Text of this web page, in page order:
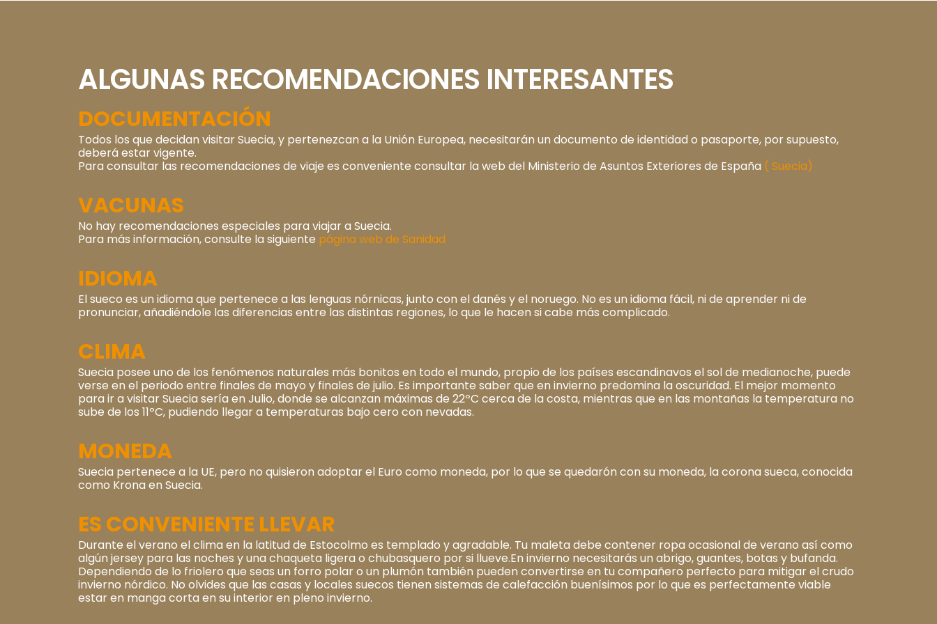
ALGUNAS RECOMENDACIONES INTERESANTES
DOCUMENTACIÓN
Todos los que decidan visitar Suecia, y pertenezcan a la Unión Europea, necesitarán un documento de identidad o pasaporte, por supuesto,
deberá estar vigente.
Para consultar las recomendaciones de viaje es conveniente consultar la web del Ministerio de Asuntos Exteriores de España ( Suecia)
VACUNAS
No hay recomendaciones especiales para viajar a Suecia.
Para más información, consulte la siguiente página web de Sanidad
IDIOMA
El sueco es un idioma que pertenece a las lenguas nórnicas, junto con el danés y el noruego. No es un idioma fácil, ni de aprender ni de
pronunciar, añadiéndole las diferencias entre las distintas regiones, lo que le hacen si cabe más complicado.
CLIMA
Suecia posee uno de los fenómenos naturales más bonitos en todo el mundo, propio de los países escandinavos el sol de medianoche, puede
verse en el periodo entre finales de mayo y finales de julio. Es importante saber que en invierno predomina la oscuridad. El mejor momento
para ir a visitar Suecia sería en Julio, donde se alcanzan máximas de 22ºC cerca de la costa, mientras que en las montañas la temperatura no
sube de los 11ºC, pudiendo llegar a temperaturas bajo cero con nevadas.
MONEDA
Suecia pertenece a la UE, pero no quisieron adoptar el Euro como moneda, por lo que se quedarón con su moneda, la corona sueca, conocida
como Krona en Suecia.
ES CONVENIENTE LLEVAR
Durante el verano el clima en la latitud de Estocolmo es templado y agradable. Tu maleta debe contener ropa ocasional de verano así como
algún jersey para las noches y una chaqueta ligera o chubasquero por si llueve.En invierno necesitarás un abrigo, guantes, botas y bufanda.
Dependiendo de lo friolero que seas un forro polar o un plumón también pueden convertirse en tu compañero perfecto para mitigar el crudo
invierno nórdico. No olvides que las casas y locales suecos tienen sistemas de calefacción buenísimos por lo que es perfectamente viable
estar en manga corta en su interior en pleno invierno.